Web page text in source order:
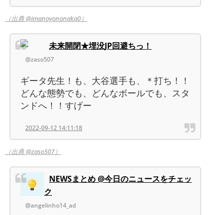
（出典 @imanoyononaka0）
未来開閉★埋没JP回避ちっ！
@zaso507
ギータ先生！も、大谷選手も、＊打ち！！
どんな態勢でも、どんなボールでも、スタ
ンドへ！！すげー
2022-09-12 14:11:18
（出典 @zaso507）
NEWSまとめ @今日のニュースをチェッ
ク
@angelinho14_ad